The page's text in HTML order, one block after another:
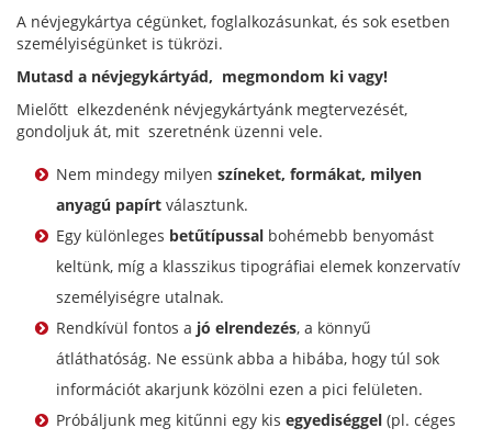
A névjegykártya cégünket, foglalkozásunkat, és sok esetben
személyiségünket is tükrözi.
Mutasd a névjegykártyád, megmondom ki vagy!
Mielőtt elkezdenénk névjegykártyánk megtervezését,
gondoljuk át, mit szeretnénk üzenni vele.
Nem mindegy milyen színeket, formákat, milyen
anyagú papírt választunk.
Egy különleges betűtípussal bohémebb benyomást
keltünk, míg a klasszikus tipográfiai elemek konzervatív
személyiségre utalnak.
Rendkívül fontos a jó elrendezés, a könnyű
átláthatóság. Ne essünk abba a hibába, hogy túl sok
információt akarjunk közölni ezen a pici felületen.
Próbáljunk meg kitűnni egy kis egyediséggel (pl. céges